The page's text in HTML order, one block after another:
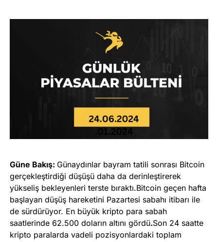
Güne Bakış: Günaydınlar bayram tatili sonrası Bitcoin
gerçekleştirdiği düşüşü daha da derinleştirerek
yükseliş bekleyenleri terste bıraktı.Bitcoin geçen hafta
başlayan düşüş hareketini Pazartesi sabahı itibarı ile
de sürdürüyor. En büyük kripto para sabah
saatlerinde 62.500 doların altını gördü.Son 24 saatte
kripto paralarda vadeli pozisyonlardaki toplam